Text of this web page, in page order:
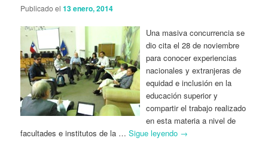
Publicado el13 enero, 2014
Una masiva concurrencia se
dio cita el 28 de noviembre
para conocer experiencias
nacionales y extranjeras de
equidad e inclusión en la
educación superior y
compartir el trabajo realizado
en esta materia a nivel de
facultades e institutos de la …Sigue leyendo →